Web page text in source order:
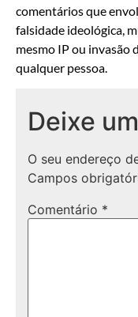
comentários que
falsidade ideológica,
mesmo IP ou invasão
qualquer pessoa.
Deixe
O seu endereço
Campos
Comentário *